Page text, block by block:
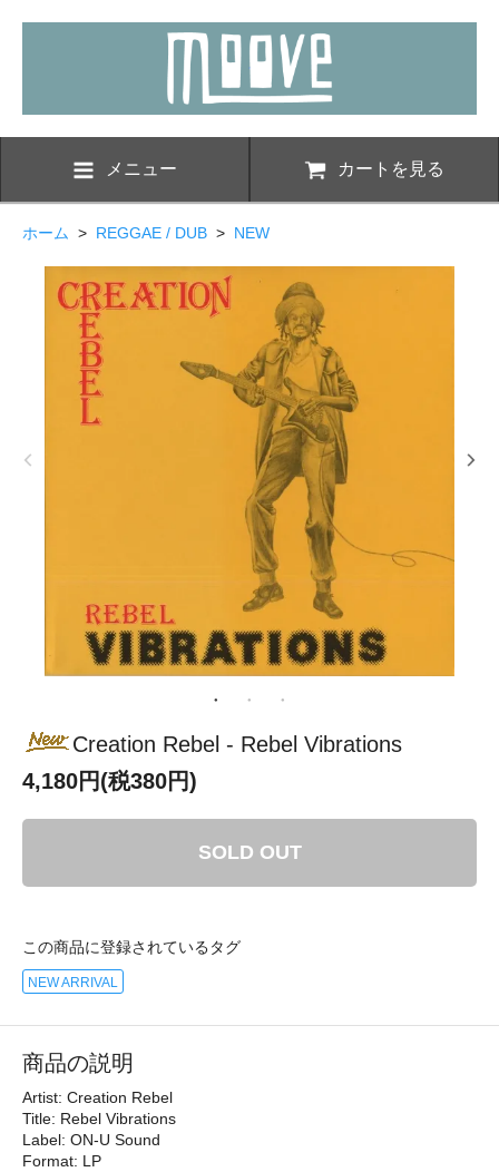
メニュー カートを見る
ホーム > REGGAE / DUB > NEW
Creation Rebel - Rebel Vibrations
4,180円(税380円)
SOLD OUT
この商品に登録されているタグ
NEW ARRIVAL
商品の説明
Artist: Creation Rebel
Title: Rebel Vibrations
Label: ON-U Sound
Format: LP